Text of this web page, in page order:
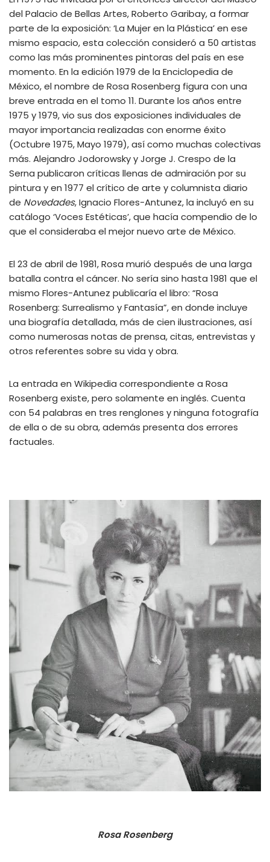
del Palacio de Bellas Artes, Roberto Garibay, a formar
parte de la exposición: ‘La Mujer en la Plástica’ en ese
mismo espacio, esta colección consideró a 50 artistas
como las más prominentes pintoras del país en ese
momento. En la edición 1979 de la Enciclopedia de
México, el nombre de Rosa Rosenberg figura con una
breve entrada en el tomo 11. Durante los años entre
1975 y 1979, vio sus dos exposiciones individuales de
mayor importancia realizadas con enorme éxito
(Octubre 1975, Mayo 1979), así como muchas colectivas
más. Alejandro Jodorowsky y Jorge J. Crespo de la
Serna publicaron críticas llenas de admiración por su
pintura y en 1977 el crítico de arte y columnista diario
de Novedades, Ignacio Flores-Antunez, la incluyó en su
catálogo ‘Voces Estéticas’, que hacía compendio de lo
que el consideraba el mejor nuevo arte de México.
El 23 de abril de 1981, Rosa murió después de una larga
batalla contra el cáncer. No sería sino hasta 1981 que el
mismo Flores-Antunez publicaría el libro: “Rosa
Rosenberg: Surrealismo y Fantasía”, en donde incluye
una biografía detallada, más de cien ilustraciones, así
como numerosas notas de prensa, citas, entrevistas y
otros referentes sobre su vida y obra.
La entrada en Wikipedia correspondiente a Rosa
Rosenberg existe, pero solamente en inglés. Cuenta
con 54 palabras en tres renglones y ninguna fotografía
de ella o de su obra, además presenta dos errores
factuales.
Rosa Rosenberg